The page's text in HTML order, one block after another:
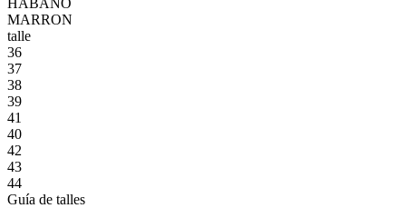
MARRON
talle
36
37
38
39
41
40
42
43
44
Guía de talles